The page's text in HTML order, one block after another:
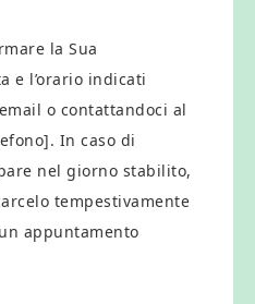
la Sua
e l’orario indicati
o contattandoci al
In caso di
nel giorno stabilito,
tempestivamente
appuntamento